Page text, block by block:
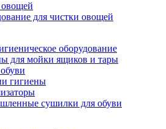
овощей
для чистки овощей
оборудование
для мойки ящиков и тары
гигиены
сушилки для обуви